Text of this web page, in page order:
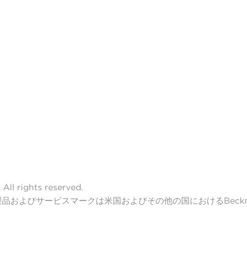
All rights reserved.
よびサービスマークは米国およびその他の国における